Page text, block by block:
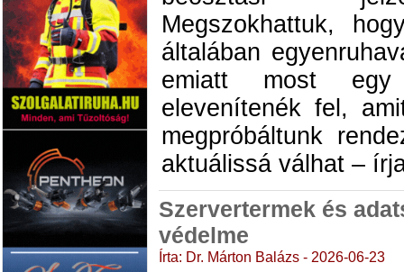
Megszokhattuk,
általában
emiatt most egy
elevenítenék fel,
megpróbáltunk
aktuálissá válhat –
Szervertermek és
védelme
Írta: Dr. Márton Balázs - 2026-06-23